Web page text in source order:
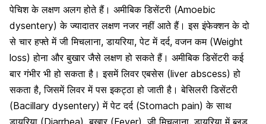
पेचिश के लक्षण अलग होते हैं। अमीबिक डिसेंटरी (Amoebic
dysentery) के ज्यादातर लक्षण नजर नहीं आते हैं। इस इंफेक्शन के दो
से चार हफ्ते में जी मिचलाना, डायरिया, पेट में दर्द,वजन कम (Weight
loss) होना और बुखार जैसे लक्षण हो सकते हैं। अमीबिक डिसेंटरी कई
बार गंभीर भी हो सकता है। इसमें लिवर एबसेस (liver abscess) हो
सकता है, जिसमें लिवर में पस इकट्ठा हो जाती है। बेसिलरी डिसेंटरी
(Bacillary dysentery) मेंपेट दर्द(Stomach pain) के साथ
डायरिया (Diarrhea),बुखार (Fever), जी मिचलाना, डायरिया में ब्लड